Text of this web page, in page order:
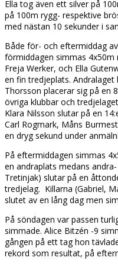
Ella tog även ett silver på
på 100m rygg- respektive
med nästan 10 sekunder i
Både för- och eftermiddag
förmiddagen simmas 4x50m
Freja Werker, och Ella
en fin tredjeplats. Andralaget
Thorsson placerar sig på en
övriga klubbar och
Klara Nilsson slutar på en
Carl Rogmark, Måns
en dryg sekund under
På eftermiddagen simmas
en andraplats medans
Tretinjak) slutar på en
tredjelag. Killarna (Gabriel,
slutet av en lång dag men
På söndagen var passen
simmade. Alice Bitzén -9
gången på ett tag hon
rekord som resultat, på